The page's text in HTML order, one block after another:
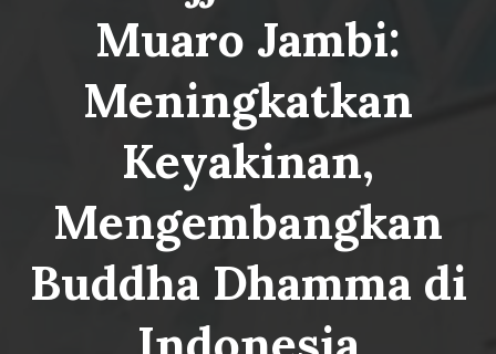
Muaro Jambi:
Meningkatkan
Keyakinan,
Mengembangkan
Buddha Dhamma di